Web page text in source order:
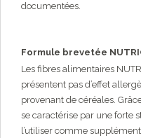
documentées.
Formule brevetée
Les fibres alimentaires
présentent pas d’effet
provenant de céréales.
se caractérise par une forte
l’utiliser comme